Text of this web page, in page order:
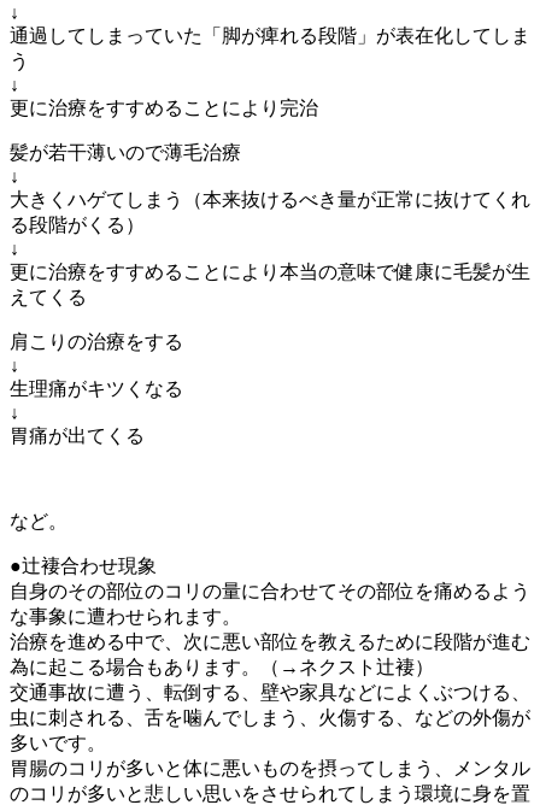
↓
通過してしまっていた「脚が痺れる段階」が表在化してしま
う
↓
更に治療をすすめることにより完治
髪が若干薄いので薄毛治療
↓
大きくハゲてしまう（本来抜けるべき量が正常に抜けてくれ
る段階がくる）
↓
更に治療をすすめることにより本当の意味で健康に毛髪が生
えてくる
肩こりの治療をする
↓
生理痛がキツくなる
↓
胃痛が出てくる
など。
●辻褄合わせ現象
自身のその部位のコリの量に合わせてその部位を痛めるよう
な事象に遭わせられます。
治療を進める中で、次に悪い部位を教えるために段階が進む
為に起こる場合もあります。（→ネクスト辻褄）
交通事故に遭う、転倒する、壁や家具などによくぶつける、
虫に刺される、舌を噛んでしまう、火傷する、などの外傷が
多いです。
胃腸のコリが多いと体に悪いものを摂ってしまう、メンタル
のコリが多いと悲しい思いをさせられてしまう環境に身を置